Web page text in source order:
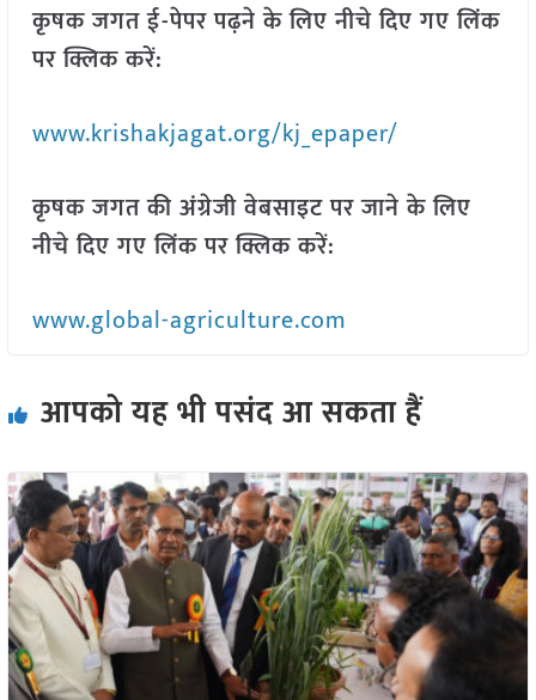
कृषक जगत ई-पेपर पढ़ने के लिए नीचे दिए गए लिंक
पर क्लिक करें:
www.krishakjagat.org/kj_epaper/
कृषक जगत की अंग्रेजी वेबसाइट पर जाने के लिए
नीचे दिए गए लिंक पर क्लिक करें:
www.global-agriculture.com
आपको यह भी पसंद आ सकता हैं